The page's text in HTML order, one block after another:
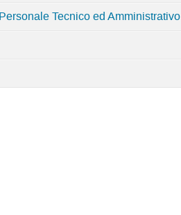
Tecnico ed Amministrativo